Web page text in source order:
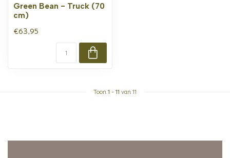
Green Bean - Truck (70
cm)
€63,95
Toon 1 - 11 van 11